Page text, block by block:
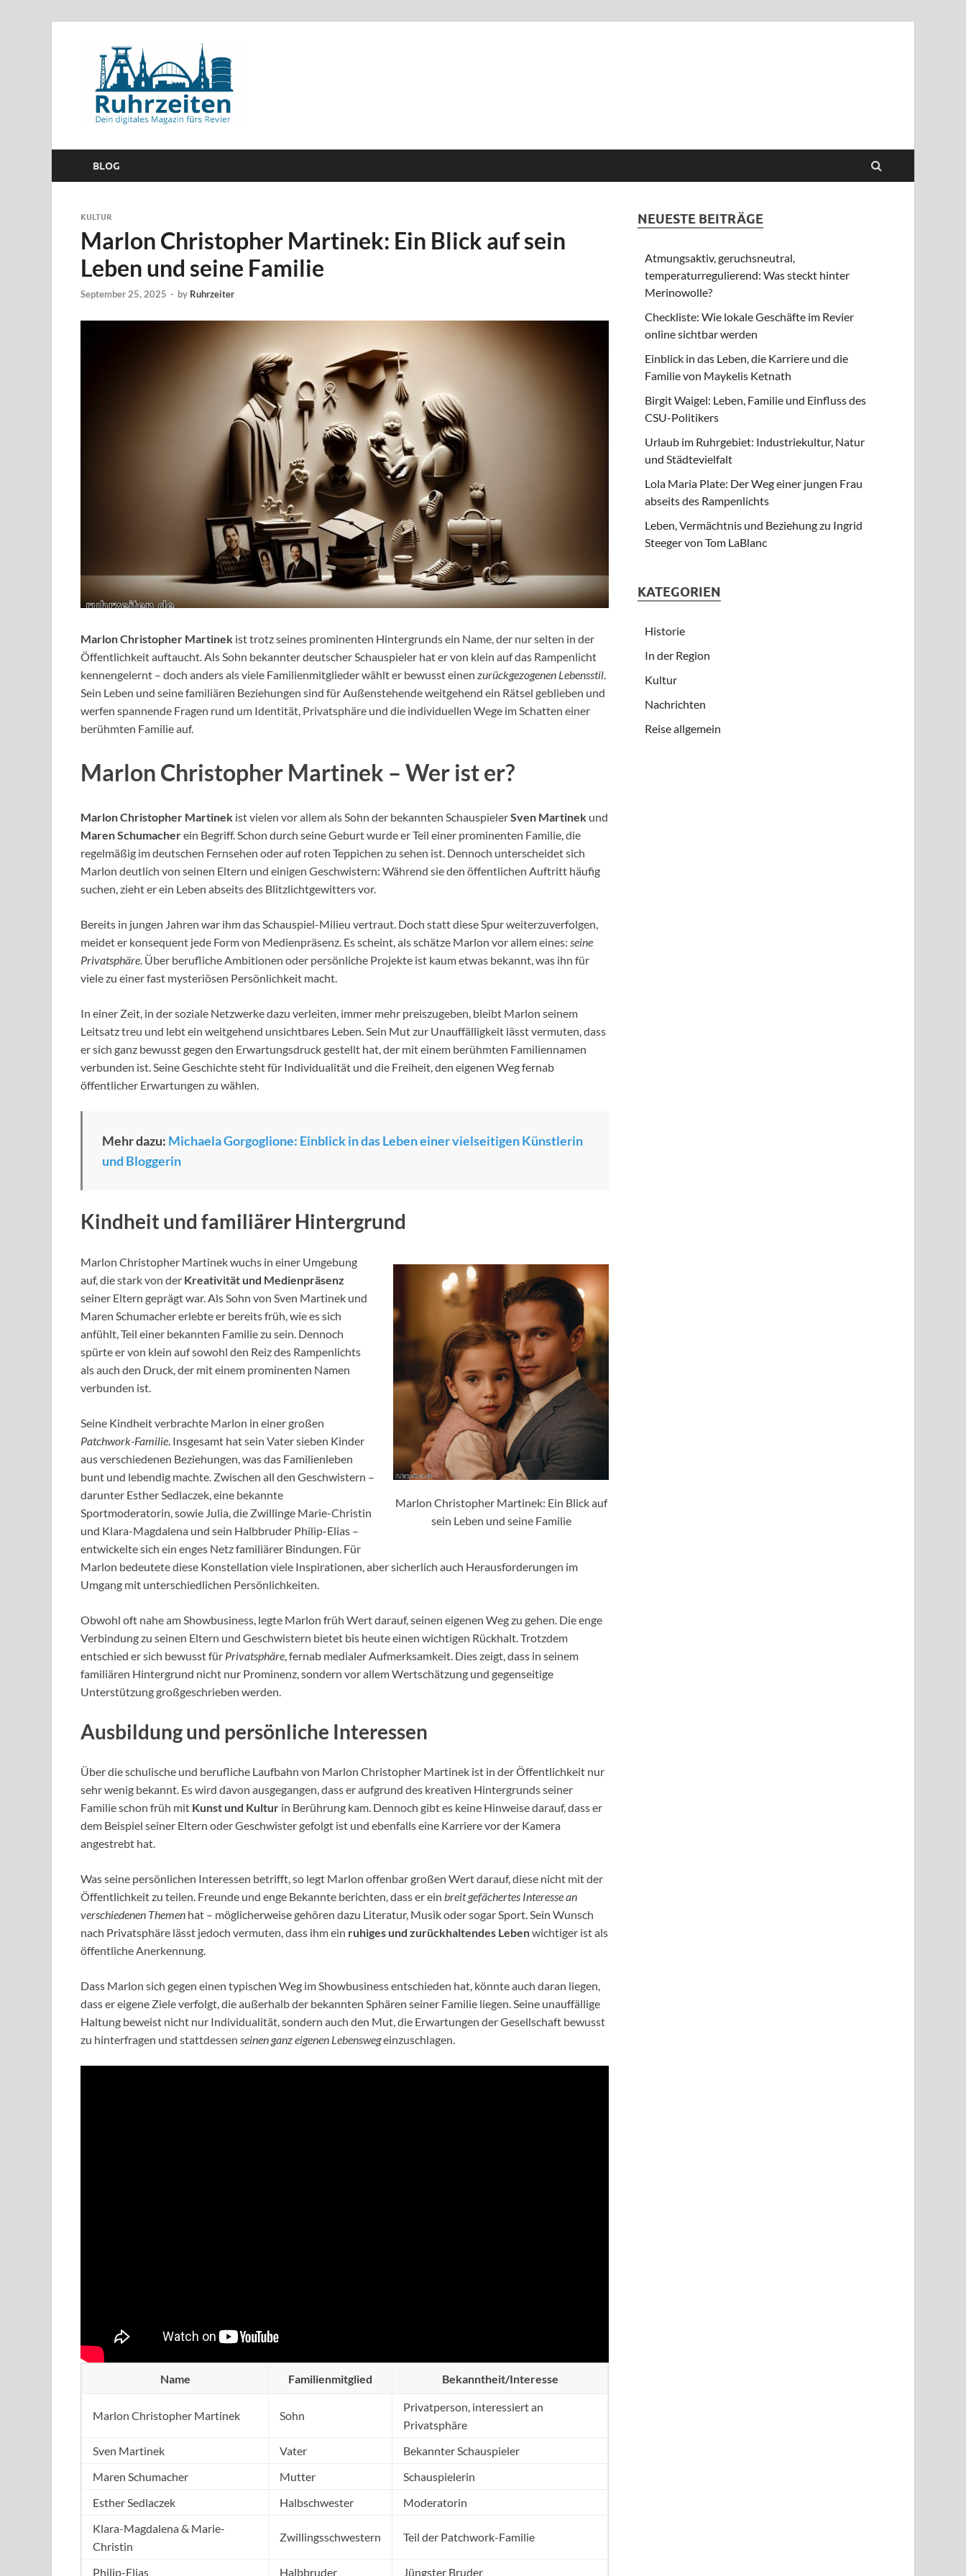
BLOG
KULTUR
Marlon Christopher Martinek: Ein Blick auf sein
Leben und seine Familie
September 25, 2025 - by Ruhrzeiter
Marlon Christopher Martinek ist trotz seines prominenten Hintergrunds ein Name, der nur selten in der
Öffentlichkeit auftaucht. Als Sohn bekannter deutscher Schauspieler hat er von klein auf das Rampenlicht
kennengelernt – doch anders als viele Familienmitglieder wählt er bewusst einen zurückgezogenen Lebensstil
Sein Leben und seine familiären Beziehungen sind für Außenstehende weitgehend ein Rätsel geblieben und
werfen spannende Fragen rund um Identität, Privatsphäre und die individuellen Wege im Schatten einer
berühmten Familie auf.
Marlon Christopher Martinek – Wer ist er?
Marlon Christopher Martinek ist vielen vor allem als Sohn der bekannten SchauspielerSven Martinek und
Maren Schumacherein Begriff. Schon durch seine Geburt wurde er Teil einer prominenten Familie, die
regelmäßig im deutschen Fernsehen oder auf roten Teppichen zu sehen ist. Dennoch unterscheidet sich
Marlon deutlich von seinen Eltern und einigen Geschwistern: Während sie den öffentlichen Auftritt häufig
suchen, zieht er ein Leben abseits des Blitzlichtgewitters vor.
Bereits in jungen Jahren war ihm das Schauspiel-Milieu vertraut. Doch statt diese Spur weiterzuverfolgen,
meidet er konsequent jede Form von Medienpräsenz. Es scheint, als schätze Marlon vor allem eines: seine
Privatsphäre. Über berufliche Ambitionen oder persönliche Projekte ist kaum etwas bekannt, was ihn für
viele zu einer fast mysteriösen Persönlichkeit macht.
In einer Zeit, in der soziale Netzwerke dazu verleiten, immer mehr preiszugeben, bleibt Marlon seinem
Leitsatz treu und lebt ein weitgehend unsichtbares Leben. Sein Mut zur Unauffälligkeit lässt vermuten, dass
er sich ganz bewusst gegen den Erwartungsdruck gestellt hat, der mit einem berühmten Familiennamen
verbunden ist. Seine Geschichte steht für Individualität und die Freiheit, den eigenen Weg fernab
öffentlicher Erwartungen zu wählen.
Mehr dazu: Michaela Gorgoglione: Einblick in das Leben einer vielseitigen Künstlerin
und Bloggerin
Kindheit und familiärer Hintergrund
Marlon Christopher Martinek: Ein Blick auf
sein Leben und seine Familie
Marlon Christopher Martinek wuchs in einer Umgebung
auf, die stark von der Kreativität und Medienpräsenz
seiner Eltern geprägt war. Als Sohn von Sven Martinek und
Maren Schumacher erlebte er bereits früh, wie es sich
anfühlt, Teil einer bekannten Familie zu sein. Dennoch
spürte er von klein auf sowohl den Reiz des Rampenlichts
als auch den Druck, der mit einem prominenten Namen
verbunden ist.
Seine Kindheit verbrachte Marlon in einer großen
Patchwork-Familie . Insgesamt hat sein Vater sieben Kinder
aus verschiedenen Beziehungen, was das Familienleben
bunt und lebendig machte. Zwischen all den Geschwistern –
darunter Esther Sedlaczek, eine bekannte
Sportmoderatorin, sowie Julia, die Zwillinge Marie-Christin
und Klara-Magdalena und sein Halbbruder Philip-Elias –
entwickelte sich ein enges Netz familiärer Bindungen. Für
Marlon bedeutete diese Konstellation viele Inspirationen, aber sicherlich auch Herausforderungen im
Umgang mit unterschiedlichen Persönlichkeiten.
Obwohl oft nahe am Showbusiness, legte Marlon früh Wert darauf, seinen eigenen Weg zu gehen. Die enge
Verbindung zu seinen Eltern und Geschwistern bietet bis heute einen wichtigen Rückhalt. Trotzdem
entschied er sich bewusst für Privatsphäre , fernab medialer Aufmerksamkeit. Dies zeigt, dass in seinem
familiären Hintergrund nicht nur Prominenz, sondern vor allem Wertschätzung und gegenseitige
Unterstützung großgeschrieben werden.
Ausbildung und persönliche Interessen
Über die schulische und berufliche Laufbahn von Marlon Christopher Martinek ist in der Öffentlichkeit nur
sehr wenig bekannt. Es wird davon ausgegangen, dass er aufgrund des kreativen Hintergrunds seiner
Familie schon früh mit Kunst und Kultur in Berührung kam. Dennoch gibt es keine Hinweise darauf, dass er
dem Beispiel seiner Eltern oder Geschwister gefolgt ist und ebenfalls eine Karriere vor der Kamera
angestrebt hat.
Was seine persönlichen Interessen betrifft, so legt Marlon offenbar großen Wert darauf, diese nicht mit der
Öffentlichkeit zu teilen. Freunde und enge Bekannte berichten, dass er ein breit gefächertes Interesse an
verschiedenen Themen hat – möglicherweise gehören dazu Literatur, Musik oder sogar Sport. Sein Wunsch
nach Privatsphäre lässt jedoch vermuten, dass ihm ein ruhiges und zurückhaltendes Lebenwichtiger ist als
öffentliche Anerkennung.
Dass Marlon sich gegen einen typischen Weg im Showbusiness entschieden hat, könnte auch daran liegen,
dass er eigene Ziele verfolgt, die außerhalb der bekannten Sphären seiner Familie liegen. Seine unauffällige
Haltung beweist nicht nur Individualität, sondern auch den Mut, die Erwartungen der Gesellschaft bewusst
zu hinterfragen und stattdessen seinen ganz eigenen Lebenswegeinzuschlagen.
Name Familienmitglied Bekanntheit/Interesse
Marlon Christopher Martinek Sohn
Privatperson, interessiert an
Privatsphäre
Sven Martinek
Vater
Bekannter Schauspieler
Maren Schumacher
Mutter
Schauspielerin
Esther Sedlaczek
Halbschwester
Moderatorin
Klara-Magdalena & Marie-
Christin
Zwillingsschwestern Teil der Patchwork-Familie
Philip-Elias Halbbruder Jüngster Bruder
NEUESTE BEITRÄGE
Atmungsaktiv, geruchsneutral,
temperaturregulierend: Was steckt hinter
Merinowolle?
Checkliste: Wie lokale Geschäfte im Revier
online sichtbar werden
Einblick in das Leben, die Karriere und die
Familie von Maykelis Ketnath
Birgit Waigel: Leben, Familie und Einfluss des
CSU-Politikers
Urlaub im Ruhrgebiet: Industriekultur, Natur
und Städtevielfalt
Lola Maria Plate: Der Weg einer jungen Frau
abseits des Rampenlichts
Leben, Vermächtnis und Beziehung zu Ingrid
Steeger von Tom LaBlanc
KATEGORIEN
Historie
In der Region
Kultur
Nachrichten
Reise allgemein